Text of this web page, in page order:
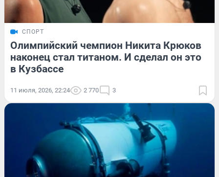
СПОРТ
Олимпийский чемпион Никита Крюков
наконец стал титаном. И сделал он это
в Кузбассе
11 июля, 2026, 22:24 2 770 3